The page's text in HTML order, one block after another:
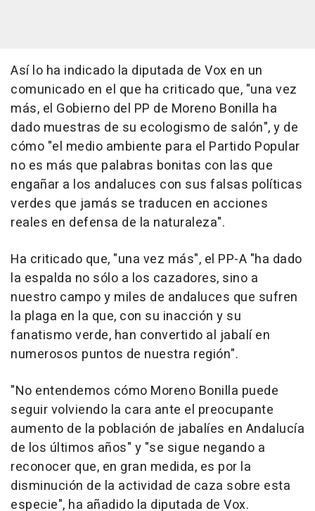
Así lo ha indicado la diputada de Vox en un
comunicado en el que ha criticado que, "una vez
más, el Gobierno del PP de Moreno Bonilla ha
dado muestras de su ecologismo de salón", y de
cómo "el medio ambiente para el Partido Popular
no es más que palabras bonitas con las que
engañar a los andaluces con sus falsas políticas
verdes que jamás se traducen en acciones
reales en defensa de la naturaleza".
Ha criticado que, "una vez más", el PP-A "ha dado
la espalda no sólo a los cazadores, sino a
nuestro campo y miles de andaluces que sufren
la plaga en la que, con su inacción y su
fanatismo verde, han convertido al jabalí en
numerosos puntos de nuestra región".
"No entendemos cómo Moreno Bonilla puede
seguir volviendo la cara ante el preocupante
aumento de la población de jabalíes en Andalucía
de los últimos años" y "se sigue negando a
reconocer que, en gran medida, es por la
disminución de la actividad de caza sobre esta
especie", ha añadido la diputada de Vox.